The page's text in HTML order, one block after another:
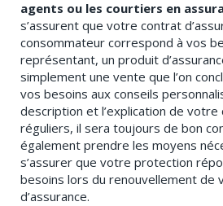
agents ou les courtiers en
s’assurent que votre contrat
consommateur correspond à vos
représentant, un produit
simplement une vente que l’on
vos besoins aux conseils
description et l’explication de
réguliers, il sera toujours de bon
également prendre les moyens
s’assurer que votre protection
besoins lors du renouvellement de
d’assurance.